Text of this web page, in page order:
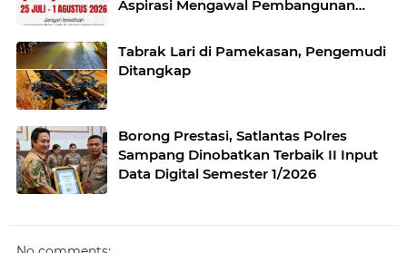
Aspirasi Mengawal Pembangunan
Tabrak Lari di Pamekasan, Pengemudi
Ditangkap
Borong Prestasi, Satlantas Polres
Sampang Dinobatkan Terbaik II Input
Data Digital Semester 1/2026